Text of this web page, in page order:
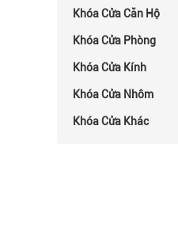
Khóa Cửa Căn Hộ
Khóa Cửa Phòng
Khóa Cửa Kính
Khóa Cửa Nhôm
Khóa Cửa Khác